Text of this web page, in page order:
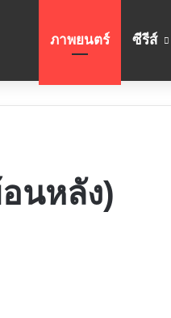
ภาพยนตร์ ซีรีส์
นหลัง)